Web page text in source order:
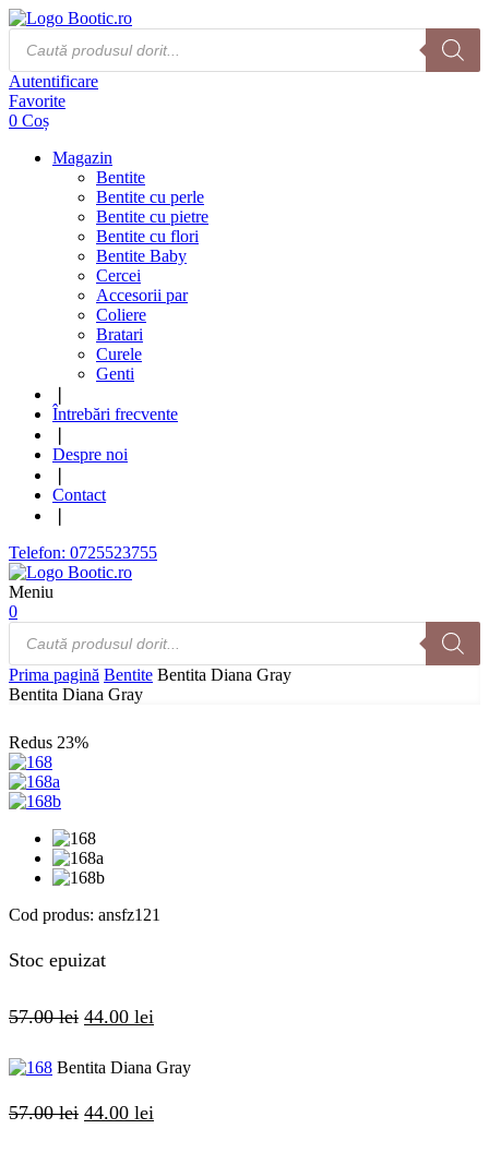
Products
search
Autentificare
Favorite
0 Coș
Magazin
Bentite
Bentite cu perle
Bentite cu pietre
Bentite cu flori
Bentite Baby
Cercei
Accesorii par
Coliere
Bratari
Curele
Genti
Întrebări frecvente
Despre noi
Contact
Telefon: 0725523755
Meniu
0
Products
search
Prima pagină Bentite Bentita Diana Gray
Bentita Diana Gray
Redus 23%
Cod produs: ansfz121
Stoc epuizat
57.00lei Prețul
a
fost:
44.00 lei
este:
Bentita Diana Gray
57.00lei Prețul
44.00 lei